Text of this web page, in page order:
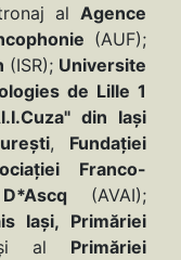
al Agence
(AUF);
(ISR); Universite
de Lille 1
din Iaşi
, Fundaţiei
Franco-
(AVAI);
Iaşi, Primăriei
al Primăriei